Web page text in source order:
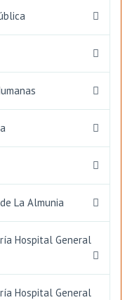
La Almunia
Hospital General
Hospital General